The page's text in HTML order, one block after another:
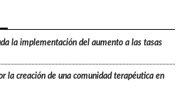
la implementación del aumento a las tasas
la creación de una comunidad terapéutica en